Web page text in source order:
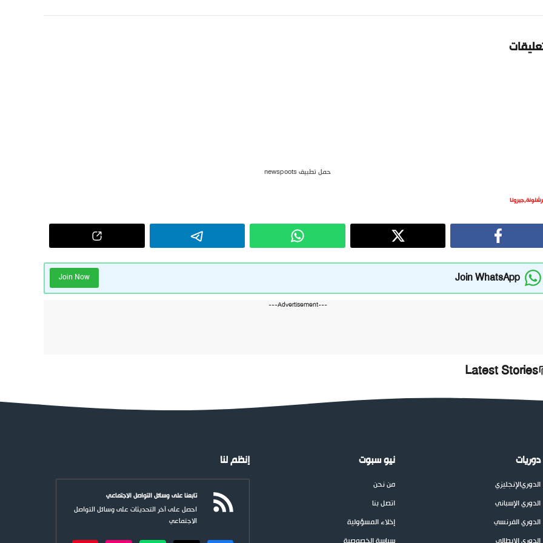
حمل تطبيق newspoots
,جيرونا
Join WhatsApp
Join Now
---Advertisement---
Latest Stories
دوريات
الدوريالإنجليزي
الدوري الإسباني
الدوري الفرنسي
نيو سبوت
من نحن
اتصل بنا
إخلاء المسؤولية
إنظم لنا
تابعنا على وسائل التواصل الاجتماعي
احصل على آخر التحديثات على وسائل التواصل
الاجتماعي